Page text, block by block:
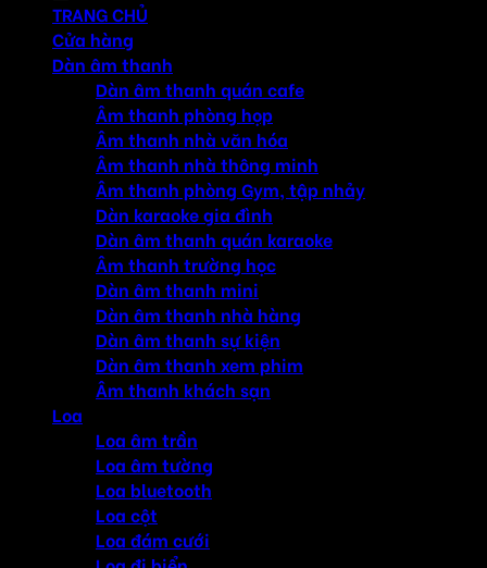
TRANG CHỦ
Cửa hàng
Dàn âm thanh
Dàn âm thanh quán cafe
Âm thanh phòng họp
Âm thanh nhà văn hóa
Âm thanh nhà thông minh
Âm thanh phòng Gym, tập nhảy
Dàn karaoke gia đình
Dàn âm thanh quán karaoke
Âm thanh trường học
Dàn âm thanh mini
Dàn âm thanh nhà hàng
Dàn âm thanh sự kiện
Dàn âm thanh xem phim
Âm thanh khách sạn
Loa
Loa âm trần
Loa âm tường
Loa bluetooth
Loa cột
Loa đám cưới